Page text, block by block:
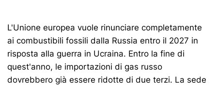
L'Unione europea vuole rinunciare completamente
ai combustibili fossili dalla Russia entro il 2027 in
risposta alla guerra in Ucraina. Entro la fine di
quest'anno, le importazioni di gas russo
dovrebbero già essere ridotte di due terzi. La sede